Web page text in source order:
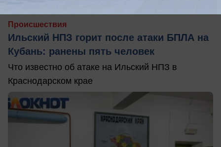
Происшествия
Ильский НПЗ горит после атаки БПЛА на
Кубань: ранены пять человек
Что известно об атаке на Ильский НПЗ в
Краснодарском крае